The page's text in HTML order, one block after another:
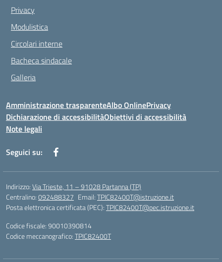
Privacy
Modulistica
Circolari interne
Bacheca sindacale
Galleria
Amministrazione trasparenteAlbo OnlinePrivacy
Dichiarazione di accessibilitàObiettivi di accessibilità
Note legali
Seguici su:
Indirizzo:Via Trieste, 11 – 91028 Partanna (TP)
Centralino:092488327 Email:TPIC82400T@istruzione.it
Posta elettronica certificata (PEC):TPIC82400T@pec.istruzione.it
Codice fiscale: 90010390814
Codice meccanografico:TPIC82400T